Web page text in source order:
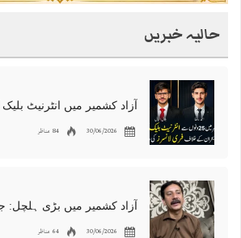
حالیہ خبریں
30/06/2026 84 مناظر
30/06/2026 64 مناظر